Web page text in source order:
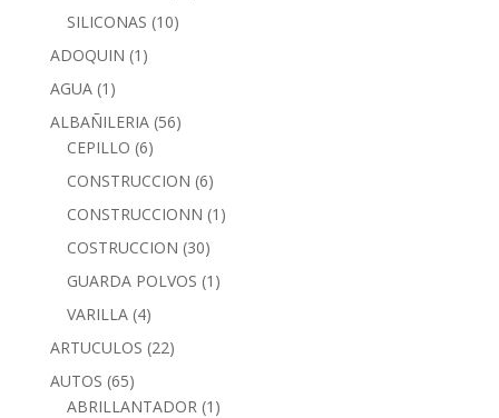
SILICONAS (10)
ADOQUIN (1)
AGUA (1)
ALBAÑILERIA (56)
CEPILLO (6)
CONSTRUCCION (6)
CONSTRUCCIONN (1)
COSTRUCCION (30)
GUARDA POLVOS (1)
VARILLA (4)
ARTUCULOS (22)
AUTOS (65)
ABRILLANTADOR (1)